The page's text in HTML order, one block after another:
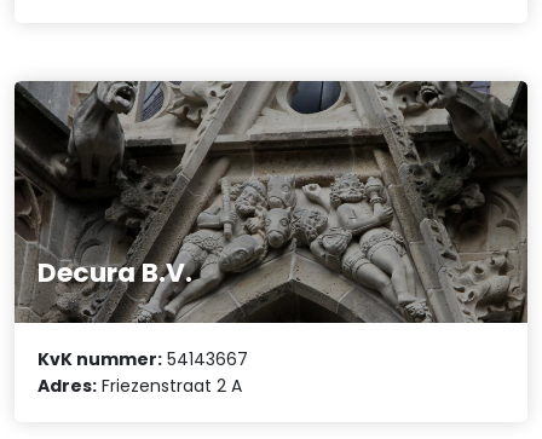
Decura B.V.
KvK nummer: 54143667
Adres: Friezenstraat 2 A